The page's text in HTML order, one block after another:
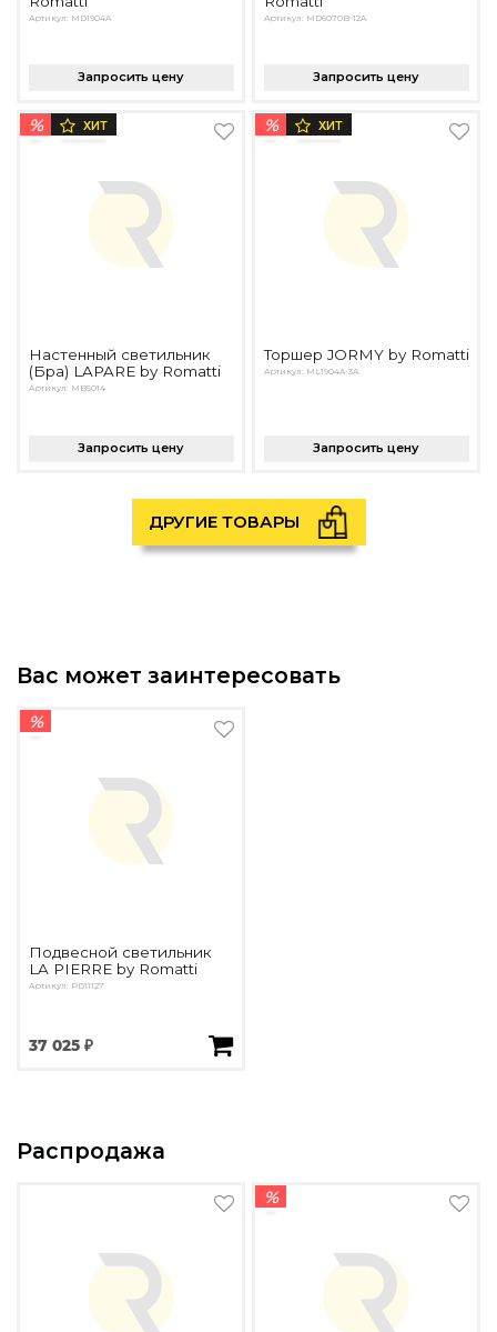
Артикул: MD1904A
Запросить цену
Артикул: MD6070B-12A
Запросить цену
% ХИТ
Настенный светильник
(Бра) LAPARE by Romatti
Артикул: MB5014
Запросить цену
% ХИТ
Торшер JORMY by Romatti
Артикул: ML1904A-3A
Запросить цену
ДРУГИЕ ТОВАРЫ
Вас может заинтересовать
%
Подвесной светильник
LA PIERRE by Romatti
Артикул: PD11127
37 025 ₽
Распродажа
%